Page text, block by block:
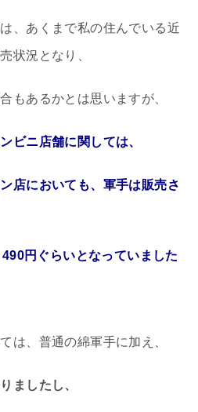
、あくまで私の住んでいる近
状況となり、
もあるかとは思いますが、
ビニ店舗に関しては、
店においても、軍手は販売さ
円ぐらいとなっていました
は、普通の綿軍手に加え、
ましたし、